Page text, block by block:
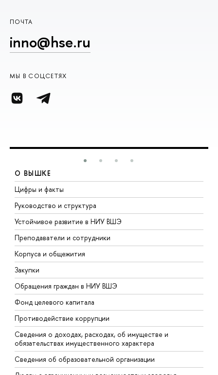
ПОЧТА
inno@hse.ru
МЫ В СОЦСЕТЯХ
О ВЫШКЕ
Цифры и факты
Руководство и структура
Устойчивое развитие в НИУ ВШЭ
Преподаватели и сотрудники
Корпуса и общежития
Закупки
Обращения граждан в НИУ ВШЭ
Фонд целевого капитала
Противодействие коррупции
Сведения о доходах, расходах, об имуществе и
обязательствах имущественного характера
Сведения об образовательной организации